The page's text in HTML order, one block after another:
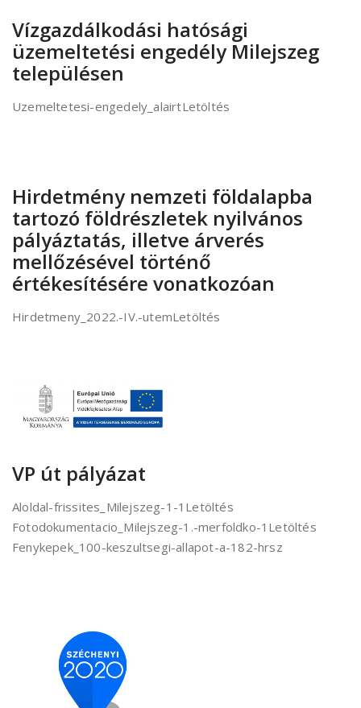
Vízgazdálkodási hatósági
üzemeltetési engedély Milejszeg
településen
Uzemeltetesi-engedely_alairtLetöltés
Hirdetmény nemzeti földalapba
tartozó földrészletek nyilvános
pályáztatás, illetve árverés
mellőzésével történő
értékesítésére vonatkozóan
Hirdetmeny_2022.-IV.-utemLetöltés
VP út pályázat
Aloldal-frissites_Milejszeg-1-1Letöltés
Fotodokumentacio_Milejszeg-1.-merfoldko-1Letöltés
Fenykepek_100-keszultsegi-allapot-a-182-hrsz